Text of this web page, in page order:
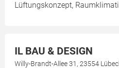
Lüftungskonzept,
IL BAU & DESIGN
Willy-Brandt-Allee 31, 23554